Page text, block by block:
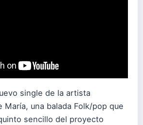
single de la artista
María, una balada Folk/pop que
sencillo del proyecto